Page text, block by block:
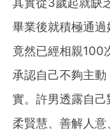
畢業後就積極通
竟然已經相親100
承認自己不夠主
實。許男透露自
柔賢慧、善解人